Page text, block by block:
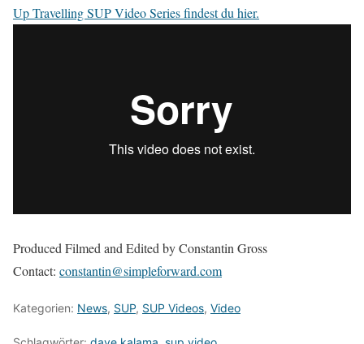
Up Travelling SUP Video Series findest du hier.
Produced Filmed and Edited by Constantin Gross
Contact: constantin@simpleforward.com
Kategorien: News, SUP, SUP Videos, Video